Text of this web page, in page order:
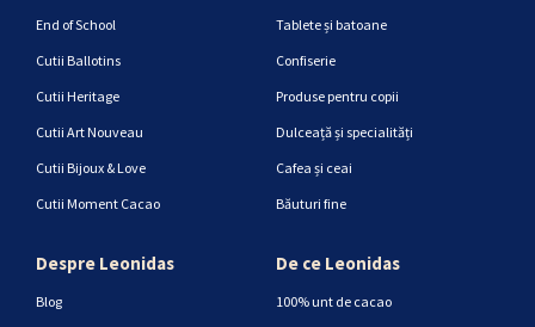
End of School
Cutii Ballotins
Cutii Heritage
Cutii Art Nouveau
Cutii Bijoux & Love
Cutii Moment Cacao
Tablete și batoane
Confiserie
Produse pentru copii
Dulceață și specialități
Cafea și ceai
Băuturi fine
Despre Leonidas
Blog
De ce Leonidas
100% unt de cacao